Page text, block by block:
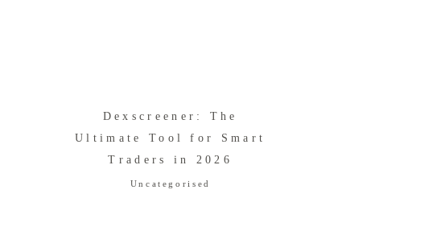
Dexscreener: The
Ultimate Tool for Smart
Traders in 2026
Uncategorised